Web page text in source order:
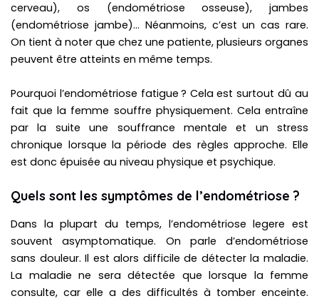
cerveau), os (endométriose osseuse), jambes
(endométriose jambe)… Néanmoins, c’est un cas rare.
On tient à noter que chez une patiente, plusieurs organes
peuvent être atteints en même temps.
Pourquoi l’endométriose fatigue ? Cela est surtout dû au
fait que la femme souffre physiquement. Cela entraîne
par la suite une souffrance mentale et un stress
chronique lorsque la période des règles approche. Elle
est donc épuisée au niveau physique et psychique.
Quels sont les symptômes de l’endométriose ?
Dans la plupart du temps, l’endométriose legere est
souvent asymptomatique. On parle d’endométriose
sans douleur. Il est alors difficile de détecter la maladie.
La maladie ne sera détectée que lorsque la femme
consulte, car elle a des difficultés à tomber enceinte.